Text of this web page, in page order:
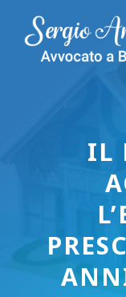
contenuto
IL